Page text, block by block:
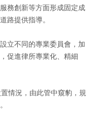
務創新等方面形成固定成
路提供指導。
立不同的專業委員會，加
促進律所專業化、精細
情況，由此管中窺豹，規